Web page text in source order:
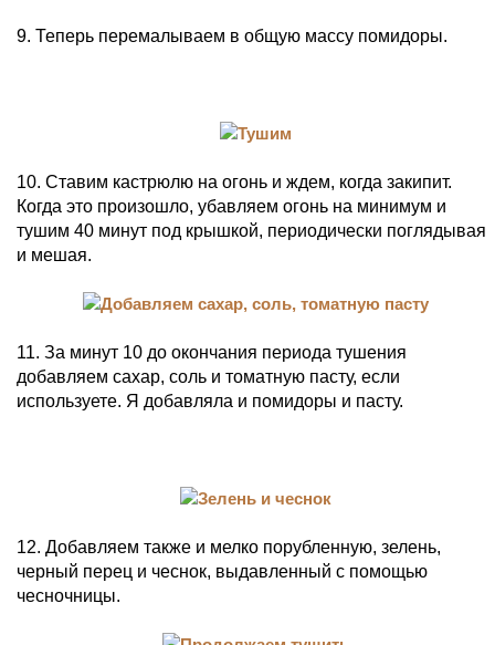
9. Теперь перемалываем в общую массу помидоры.
10. Ставим кастрюлю на огонь и ждем, когда закипит.
Когда это произошло, убавляем огонь на минимум и
тушим 40 минут под крышкой, периодически поглядывая
и мешая.
11. За минут 10 до окончания периода тушения
добавляем сахар, соль и томатную пасту, если
используете. Я добавляла и помидоры и пасту.
12. Добавляем также и мелко порубленную, зелень,
черный перец и чеснок, выдавленный с помощью
чесночницы.